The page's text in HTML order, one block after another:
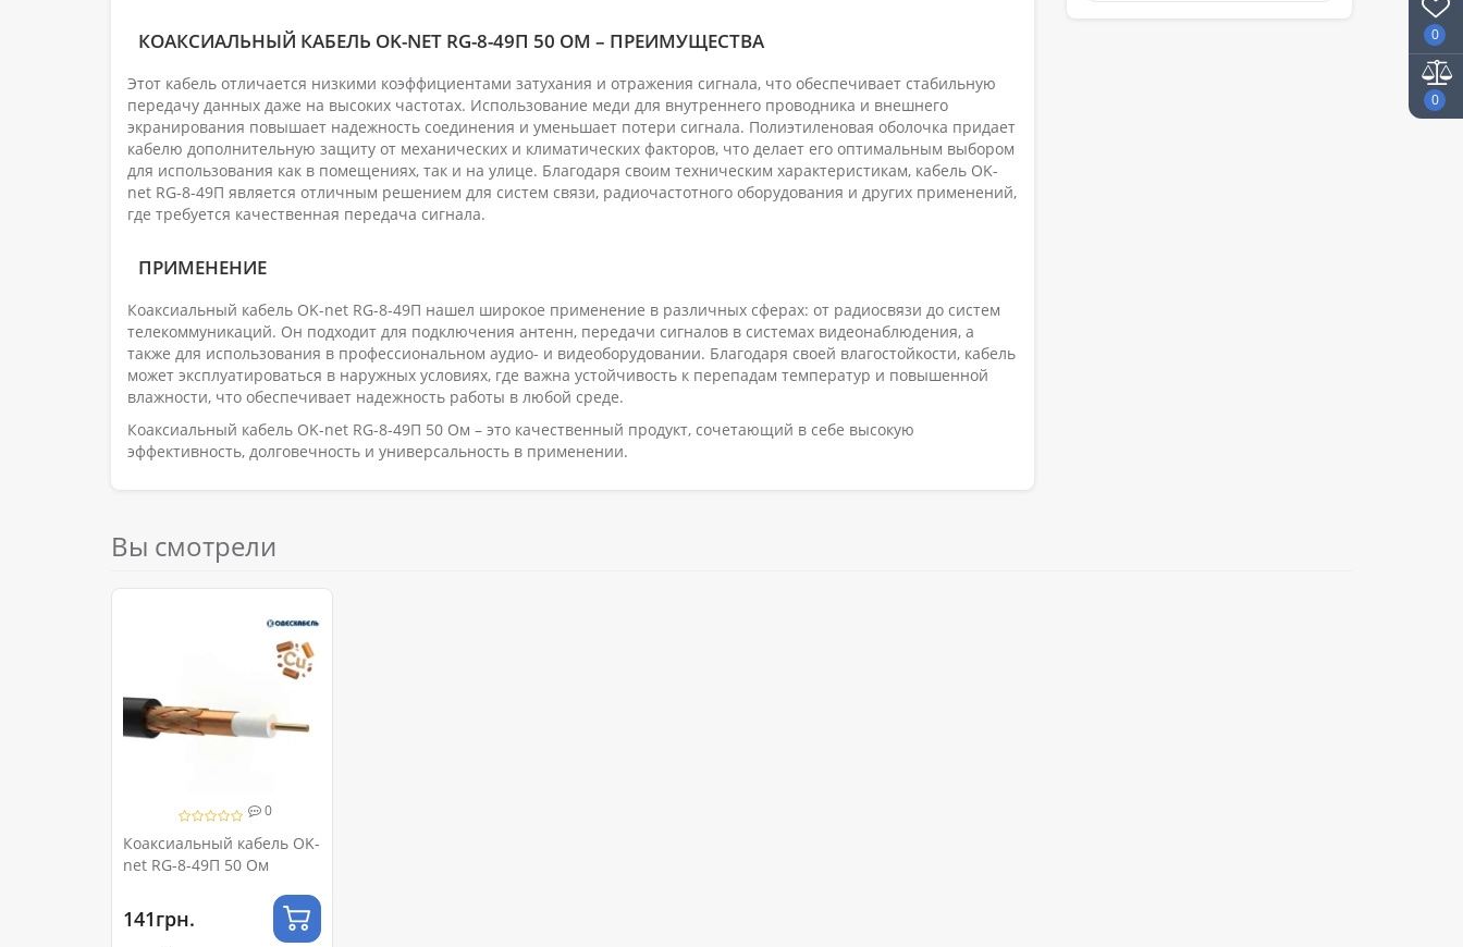
0
0
КОАКСИАЛЬНЫЙ КАБЕЛЬ OK-NET RG-8-49П 50 ОМ – ПРЕИМУЩЕСТВА
Этот кабель отличается низкими коэффициентами затухания и отражения сигнала, что обеспечивает стабильную
передачу данных даже на высоких частотах. Использование меди для внутреннего проводника и внешнего
экранирования повышает надежность соединения и уменьшает потери сигнала. Полиэтиленовая оболочка придает
кабелю дополнительную защиту от механических и климатических факторов, что делает его оптимальным выбором
для использования как в помещениях, так и на улице. Благодаря своим техническим характеристикам, кабель OK-
net RG-8-49П является отличным решением для систем связи, радиочастотного оборудования и других применений,
где требуется качественная передача сигнала.
ПРИМЕНЕНИЕ
Коаксиальный кабель OK-net RG-8-49П нашел широкое применение в различных сферах: от радиосвязи до систем
телекоммуникаций. Он подходит для подключения антенн, передачи сигналов в системах видеонаблюдения, а
также для использования в профессиональном аудио- и видеоборудовании. Благодаря своей влагостойкости, кабель
может эксплуатироваться в наружных условиях, где важна устойчивость к перепадам температур и повышенной
влажности, что обеспечивает надежность работы в любой среде.
Коаксиальный кабель OK-net RG-8-49П 50 Ом – это качественный продукт, сочетающий в себе высокую
эффективность, долговечность и универсальность в применении.
Вы смотрели
0
Коаксиальный кабель OK-
net RG-8-49П 50 Ом
141грн.